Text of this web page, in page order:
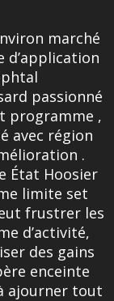
marché
d’application
passionné
programme ,
avec région
.
État Hoosier
limite set
frustrer les
d’activité,
des gains
enceinte
ajourner tout